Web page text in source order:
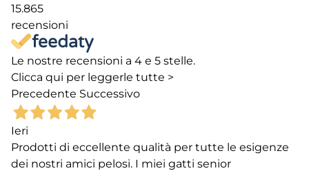
15.865
recensioni
Le nostre recensioni a 4 e 5 stelle.
Clicca qui per leggerle tutte >
Precedente Successivo
Ieri
Prodotti di eccellente qualità per tutte le esigenze
dei nostri amici pelosi. I miei gatti senior